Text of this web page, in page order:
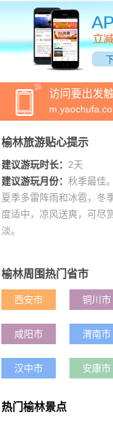
访问要出发
榆林旅游贴心提示
建议游玩时长： 2天
建议游玩月份： 秋季最佳
夏季多雷阵雨和冰雹，冬
度适中，凉风送爽，可尽
淡。
榆林周围热门省市
西安市 铜川市
咸阳市 渭南市
汉中市 安康市
热门榆林景点